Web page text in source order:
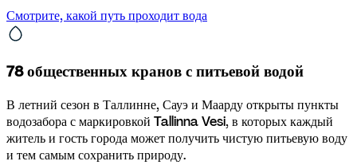
Смотрите, какой путь проходит вода
78 общественных кранов с питьевой водой
В летний сезон в Таллинне, Сауэ и Маарду открыты пункты
водозабора с маркировкой Tallinna Vesi, в которых каждый
житель и гость города может получить чистую питьевую воду
и тем самым сохранить природу.